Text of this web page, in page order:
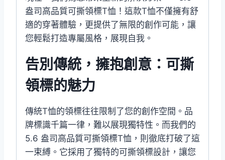
盎司高品質可撕領標T恤！這款T恤不僅擁有舒
適的穿著體驗，更提供了無限的創作可能，讓
您輕鬆打造專屬風格，展現自我。
告別傳統，擁抱創意：可撕
領標的魅力
傳統T恤的領標往往限制了您的創作空間。品
牌標識千篇一律，難以展現獨特性。而我們的
5.6 盎司高品質可撕領標T恤，則徹底打破了這
一束縛。它採用了獨特的可撕領標設計，讓您